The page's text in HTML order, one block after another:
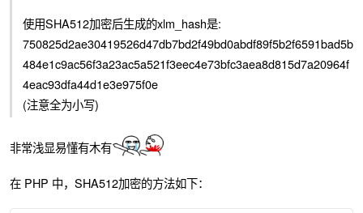
使用SHA512加密后生成的xlm_hash是:
750825d2ae30419526d47db7bd2f49bd0abdf89f5b2f6591bad5b
484e1c9ac56f3a23ac5a521f3eec4e73bfc3aea8d815d7a20964f
4eac93dfa44d1e3e975f0e
(注意全为小写)
非常浅显易懂有木有
在 PHP 中，SHA512加密的方法如下：